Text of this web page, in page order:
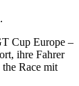
Cup Europe –
ihre Fahrer
the Race mit